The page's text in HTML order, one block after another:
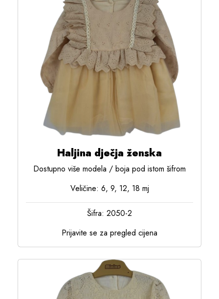
Haljina dječja ženska
Dostupno više modela / boja pod istom šifrom
Veličine: 6, 9, 12, 18 mj
Šifra: 2050-2
Prijavite se za pregled cijena